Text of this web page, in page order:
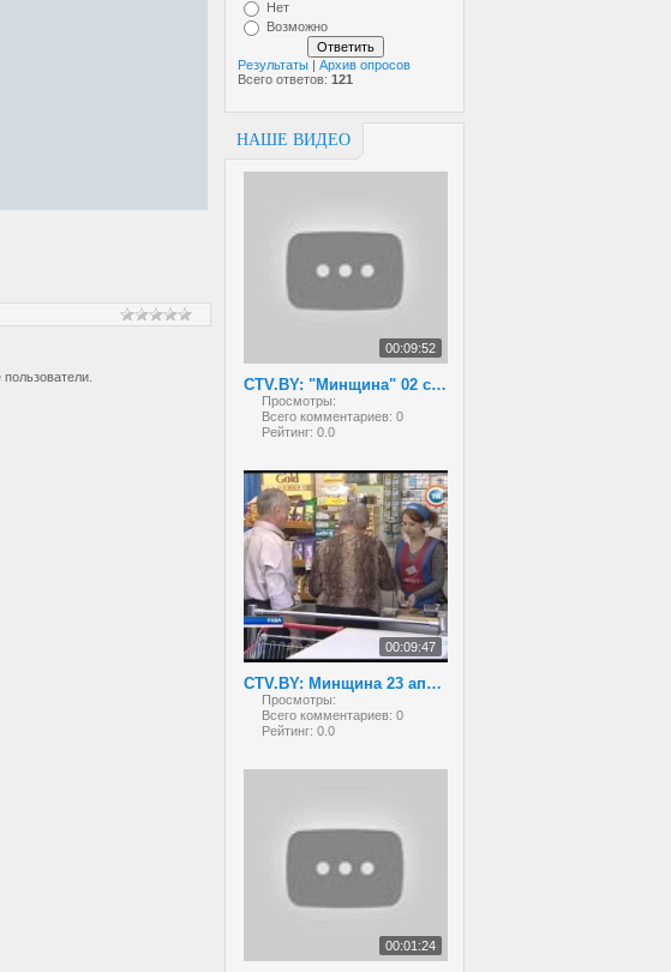
Нет
Возможно
Результаты | Архив опросов
Всего ответов: 121
НАШЕ ВИДЕО
00:09:52
CTV.BY: "Минщина" 02 сентября 2013 года
Просмотры:
Всего комментариев: 0
Рейтинг: 0.0
00:09:47
CTV.BY: Минщина 23 апреля 2013
Просмотры:
Всего комментариев: 0
Рейтинг: 0.0
00:01:24